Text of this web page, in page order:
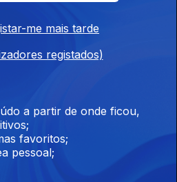
do livro Carreiras
de quem se aventurou numa
incluindo a história pessoal,
outros. Uma partilha de
ir e do voltar.
| Autora de Património
me mais tarde
registados)
a partir de onde ficou,
favoritos;
pessoal;